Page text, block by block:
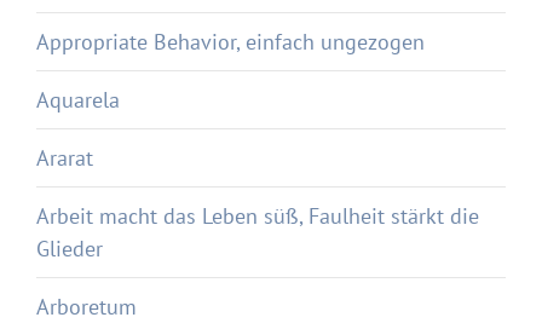
Appropriate Behavior, einfach ungezogen
Aquarela
Ararat
Arbeit macht das Leben süß, Faulheit stärkt die
Glieder
Arboretum